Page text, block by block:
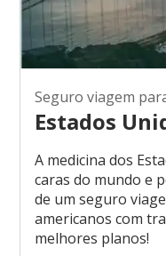
Seguro viagem
Estados
A medicina dos
caras do mundo e
de um seguro
americanos com
melhores planos!